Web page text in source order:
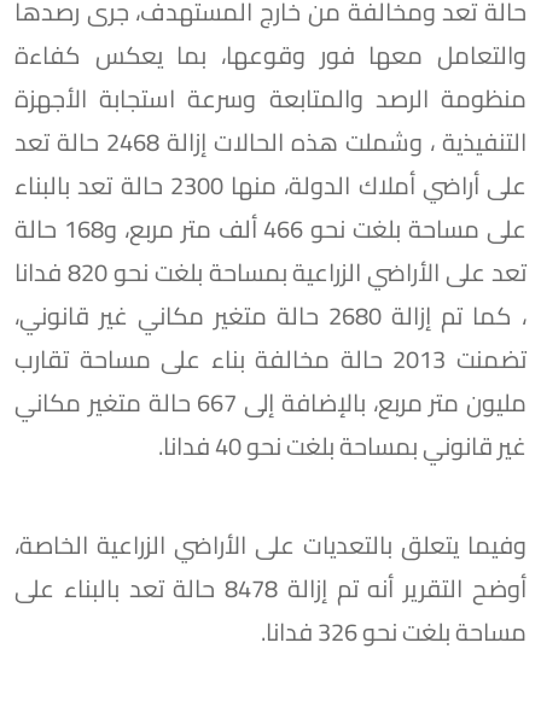
حالة تعد ومخالفة من خارج المستهدف، جرى رصدها
والتعامل معها فور وقوعها، بما يعكس كفاءة
منظومة الرصد والمتابعة وسرعة استجابة الأجهزة
التنفيذية ، وشملت هذه الحالات إزالة 2468 حالة تعد
على أراضي أملاك الدولة، منها 2300 حالة تعد بالبناء
على مساحة بلغت نحو 466 ألف متر مربع، و168 حالة
تعد على الأراضي الزراعية بمساحة بلغت نحو 820 فدانا
، كما تم إزالة 2680 حالة متغير مكاني غير قانوني،
تضمنت 2013 حالة مخالفة بناء على مساحة تقارب
مليون متر مربع، بالإضافة إلى 667 حالة متغير مكاني
غير قانوني بمساحة بلغت نحو 40 فدانا.
وفيما يتعلق بالتعديات على الأراضي الزراعية الخاصة،
أوضح التقرير أنه تم إزالة 8478 حالة تعد بالبناء على
مساحة بلغت نحو 326 فدانا.